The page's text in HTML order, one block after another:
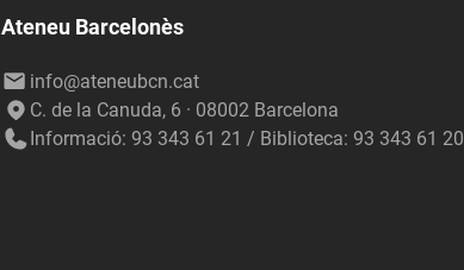
Ateneu Barcelonès
info@ateneubcn.cat
C. de la Canuda, 6 · 08002 Barcelona
Informació: 93 343 61 21 / Biblioteca: 93 343 61 20